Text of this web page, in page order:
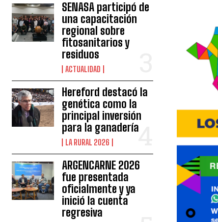
SENASA participó de
una capacitación
regional sobre
fitosanitarios y
residuos
ACTUALIDAD
Hereford destacó la
genética como la
principal inversión
para la ganadería
LA RURAL 2026
ARGENCARNE 2026
fue presentada
oficialmente y ya
inició la cuenta
regresiva